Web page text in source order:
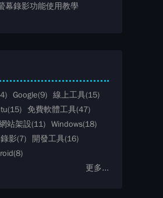
幕錄影功能使用教學
Google(9) 線上工具(15)
(15) 免費軟體工具(47)
站架設(11) Windows(18)
影(7) 開發工具(16)
(8)
更多...